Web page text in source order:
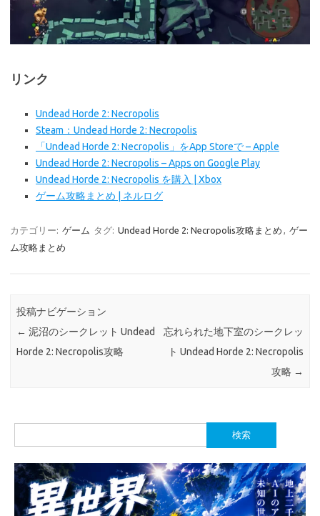
リンク
Undead Horde 2: Necropolis
Steam：Undead Horde 2: Necropolis
「Undead Horde 2: Necropolis」をApp Storeで – Apple
Undead Horde 2: Necropolis – Apps on Google Play
Undead Horde 2: Necropolis を購入 | Xbox
ゲーム攻略まとめ | ネルログ
カテゴリー: ゲーム タグ: Undead Horde 2: Necropolis攻略まとめ , ゲー
ム攻略まとめ
投稿ナビゲーション
← 泥沼のシークレット Undead
Horde 2: Necropolis攻略
忘れられた地下室のシークレッ
ト Undead Horde 2: Necropolis
攻略 →
索: